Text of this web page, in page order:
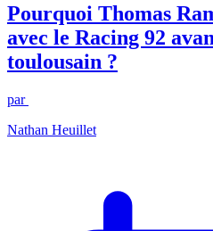
Pourquoi Thomas
avec le Racing 92
toulousain ?
par
Nathan Heuillet